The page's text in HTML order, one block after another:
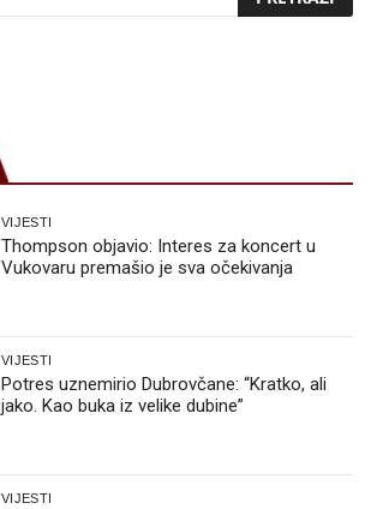
VIJESTI
Thompson objavio: Interes za koncert u
Vukovaru premašio je sva očekivanja
VIJESTI
Potres uznemirio Dubrovčane: “Kratko, ali
jako. Kao buka iz velike dubine”
VIJESTI